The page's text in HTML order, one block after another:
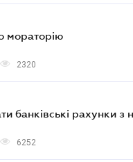
мораторію
2320
банківські рахунки
6252